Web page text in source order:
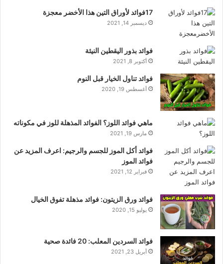
17فوائد لأوراق التين هذا الأخضر معجزة
ديسمبر 14, 2021
فوائد بذور اليقطين النيئة
أكتوبر 8, 2021
فوائد تناول الخيار قبل النوم
أغسطس 19, 2020
ماهي فوائد اللوز؟ الفوائد المذهلة للوز في مكوناته
مارس 19, 2021
فوائد أكل الموز للجسم والرجيم: اعرف المزيد عن
فوائد الموز
فبراير 12, 2021
فوائد ورق الزيتون: فوائد مذهلة تفوق الخيال
يوليو 15, 2020
فوائد السردين المعلب: 20 فائدة صحية
أبريل 23, 2021